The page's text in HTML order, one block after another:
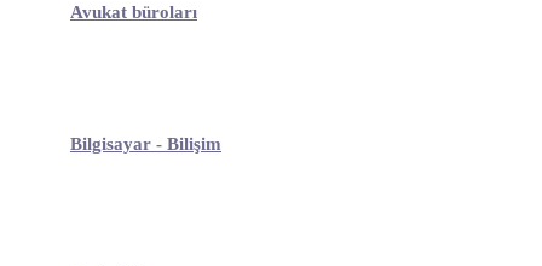
Avukat büroları
Bilgisayar - Bilişim